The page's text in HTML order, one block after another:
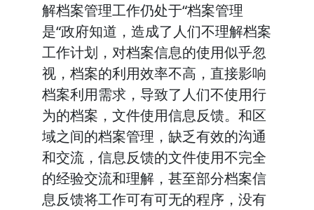
解档案管理工作仍处于“档案管理
是“政府知道，造成了人们不理解档案
工作计划，对档案信息的使用似乎忽
视，档案的利用效率不高，直接影响
档案利用需求，导致了人们不使用行
为的档案，文件使用信息反馈。和区
域之间的档案管理，缺乏有效的沟通
和交流，信息反馈的文件使用不完全
的经验交流和理解，甚至部分档案信
息反馈将工作可有可无的程序，没有